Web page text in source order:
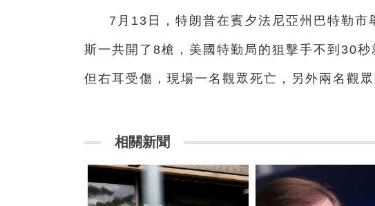
7月13日，特朗普在賓夕法尼亞州巴特勒市
斯一共開了8槍，美國特勤局的狙擊手不到30
但右耳受傷，現場一名觀眾死亡，另外兩名觀眾
相關新聞